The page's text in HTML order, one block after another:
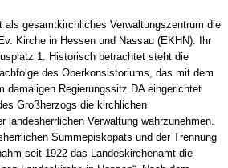
als gesamtkirchliches Verwaltungszentrum die
Kirche in Hessen und Nassau (EKHN). Ihr
1. Historisch betrachtet steht die
des Oberkonsistoriums, das mit dem
damaligen Regierungssitz DA eingerichtet
Großherzogs die kirchlichen
landesherrlichen Verwaltung wahrzunehmen.
Summepiskopats und der Trennung
seit 1922 das Landeskirchenamt die